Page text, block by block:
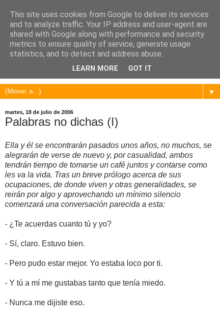
▼
martes, 18 de julio de 2006
Palabras no dichas (I)
Ella y él se encontrarán pasados unos años, no muchos, se
alegrarán de verse de nuevo y, por casualidad, ambos
tendrán tiempo de tomarse un café juntos y contarse como
les va la vida. Tras un breve prólogo acerca de sus
ocupaciones, de donde viven y otras generalidades, se
reirán por algo y aprovechando un mínimo silencio
comenzará una conversación parecida a esta:
- ¿Te acuerdas cuanto tú y yo?
- Sí, claro. Estuvo bien.
- Pero pudo estar mejor. Yo estaba loco por ti.
- Y tú a mí me gustabas tanto que tenía miedo.
- Nunca me dijiste eso.
This site uses cookies from Google to deliver its services
and to analyze traffic. Your IP address and user-agent are
shared with Google along with performance and security
metrics to ensure quality of service, generate usage
statistics, and to detect and address abuse.
LEARN MORE GOT IT